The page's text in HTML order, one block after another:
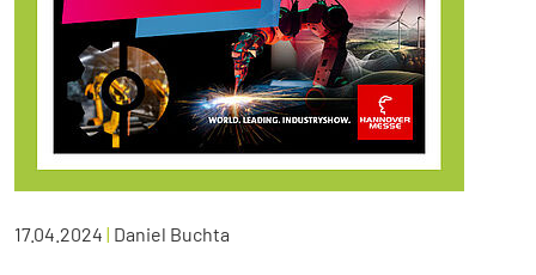
17.04.2024 | Daniel Buchta